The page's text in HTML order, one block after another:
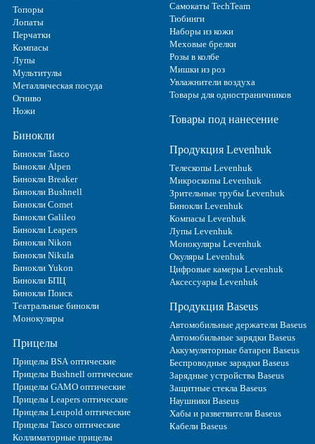
Топоры
Лопаты
Перчатки
Компасы
Лупы
Мультитулы
Металлическая посуда
Огниво
Ножи
Бинокли
Бинокли Tasco
Бинокли Alpen
Бинокли Breaker
Бинокли Bushnell
Бинокли Comet
Бинокли Galileo
Бинокли Leapers
Бинокли Nikon
Бинокли Nikula
Бинокли Yukon
Бинокли БПЦ
Бинокли Поиск
Театральные бинокли
Монокуляры
Прицелы
Прицелы BSA оптические
Прицелы Bushnell оптические
Прицелы GAMO оптические
Прицелы Leapers оптические
Прицелы Leupold оптические
Прицелы Tasco оптические
Коллиматорные прицелы
Самокаты TechTeam
Тюбинги
Наборы из кожи
Меховые брелки
Розы в колбе
Мишки из роз
Увлажнители воздуха
Товары для одностраничников
Товары под нанесение
Продукция Levenhuk
Телескопы Levenhuk
Микроскопы Levenhuk
Зрительные трубы Levenhuk
Бинокли Levenhuk
Компасы Levenhuk
Лупы Levenhuk
Монокуляры Levenhuk
Окуляры Levenhuk
Цифровые камеры Levenhuk
Аксессуары Levenhuk
Продукция Baseus
Автомобильные держатели Baseus
Автомобильные зарядки Baseus
Аккумуляторные батареи Baseus
Беспроводные зарядки Baseus
Зарядные устройства Baseus
Защитные стекла Baseus
Наушники Baseus
Хабы и разветвители Baseus
Кабели Baseus